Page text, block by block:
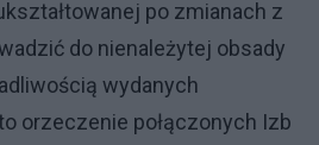
po zmianach z
do nienależytej obsady
wydanych
orzeczenie połączonych Izb